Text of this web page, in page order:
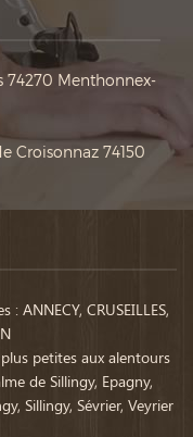
74270 Menthonnex-
Croisonnaz 74150
ANNECY, CRUSEILLES,
petites aux alentours
de Sillingy, Epagny,
Sillingy, Sévrier, Veyrier